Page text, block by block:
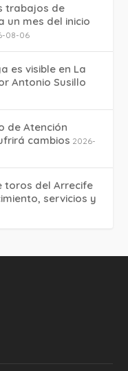
trabajos de
un mes del inicio
08-06
es visible en La
Antonio Susillo
de Atención
cambios 2026-
toros del Arrecife
servicios y